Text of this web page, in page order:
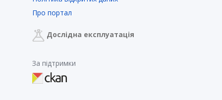
Про портал
Дослідна експлуатація
За підтримки